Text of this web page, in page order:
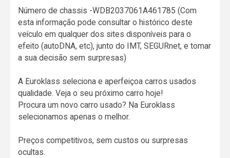
Número de chassis -WDB2037061A461785 (Com
esta informação pode consultar o histórico deste
veículo em qualquer dos sites disponíveis para o
efeito (autoDNA, etc), junto do IMT, SEGURnet, e tomar
a sua decisão sem surpresas)
A Euroklass seleciona e aperfeiçoa carros usados
qualidade. Veja o seu próximo carro hoje!
Procura um novo carro usado? Na Euroklass
selecionamos apenas o melhor.
Preços competitivos, sem custos ou surpresas
ocultas.